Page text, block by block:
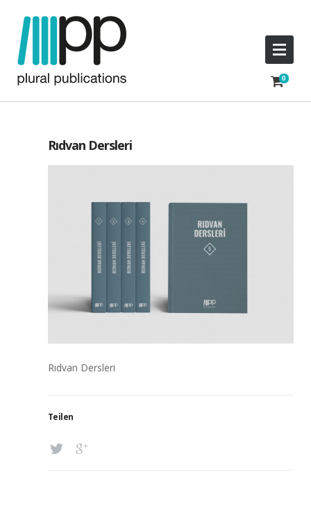
Rıdvan Dersleri
Rıdvan Dersleri
Teilen